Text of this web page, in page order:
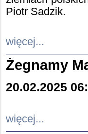
Piotr Sadzik.
więcej...
Żegnamy
20.02.2025
więcej...